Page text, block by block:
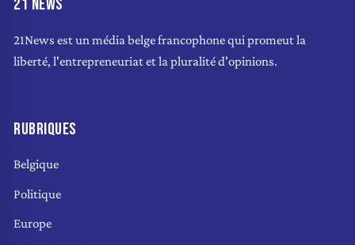
21 NEWS
21News est un média belge francophone qui promeut la
liberté, l'entrepreneuriat et la pluralité d'opinions.
RUBRIQUES
Belgique
Politique
Europe